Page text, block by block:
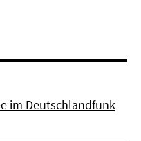
im Deutschlandfunk